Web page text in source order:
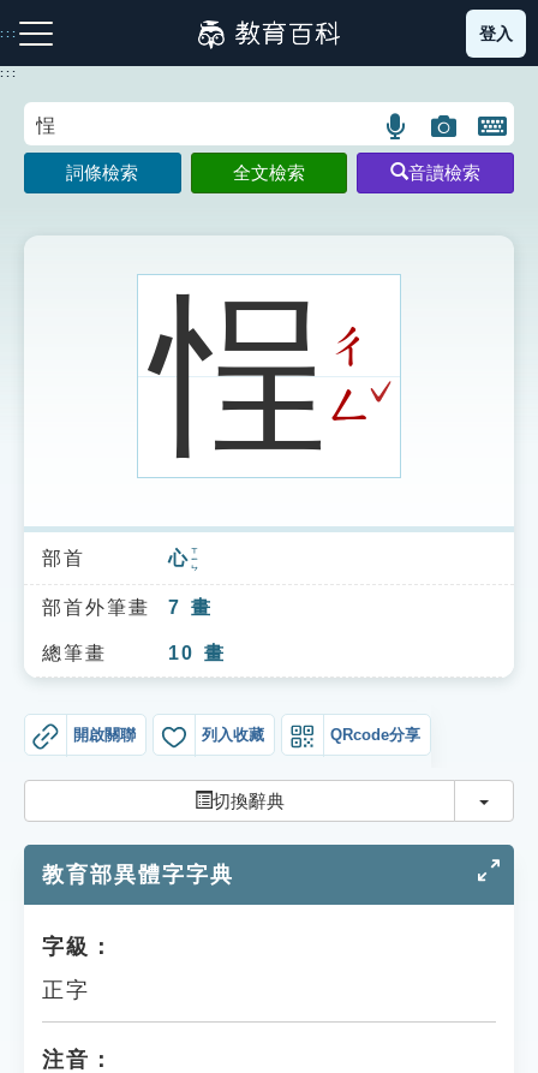
到
主
:::
注音索引圖示 筆畫索引圖示 部首索引表圖示
索引選單
知識索引
單字索引
遊戲專區
教學應用
貓頭鷹博士
登入
:::
語
言
搜
示
圖
片
搜
開
鍵
圖
詞條檢索 全文檢索 音讀檢索
悜ㄔ
ㄥ ˇ
部首 心ㄒㄧㄣ
部首外筆畫 7 畫
總筆畫 10 畫
開啟關聯 列入收藏 QRcode分享
切換辭典 切換
教育部異體字字典
字級：
正字
注音：